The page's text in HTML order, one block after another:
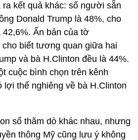
kết quả khác: số người sẵn
Donald Trump là 48%, cho
42,6%. Ấn bản của tờ
cho biết tương quan giữa hai
và bà H.Clinton đều là 44%.
cuộc bình chọn trên kênh
lợi thế nghiêng về bà H.Clinton
số thăm dò khác nhau, nhưng
thông Mỹ cũng lưu ý không